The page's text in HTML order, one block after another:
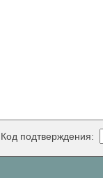
Код подтверждения: